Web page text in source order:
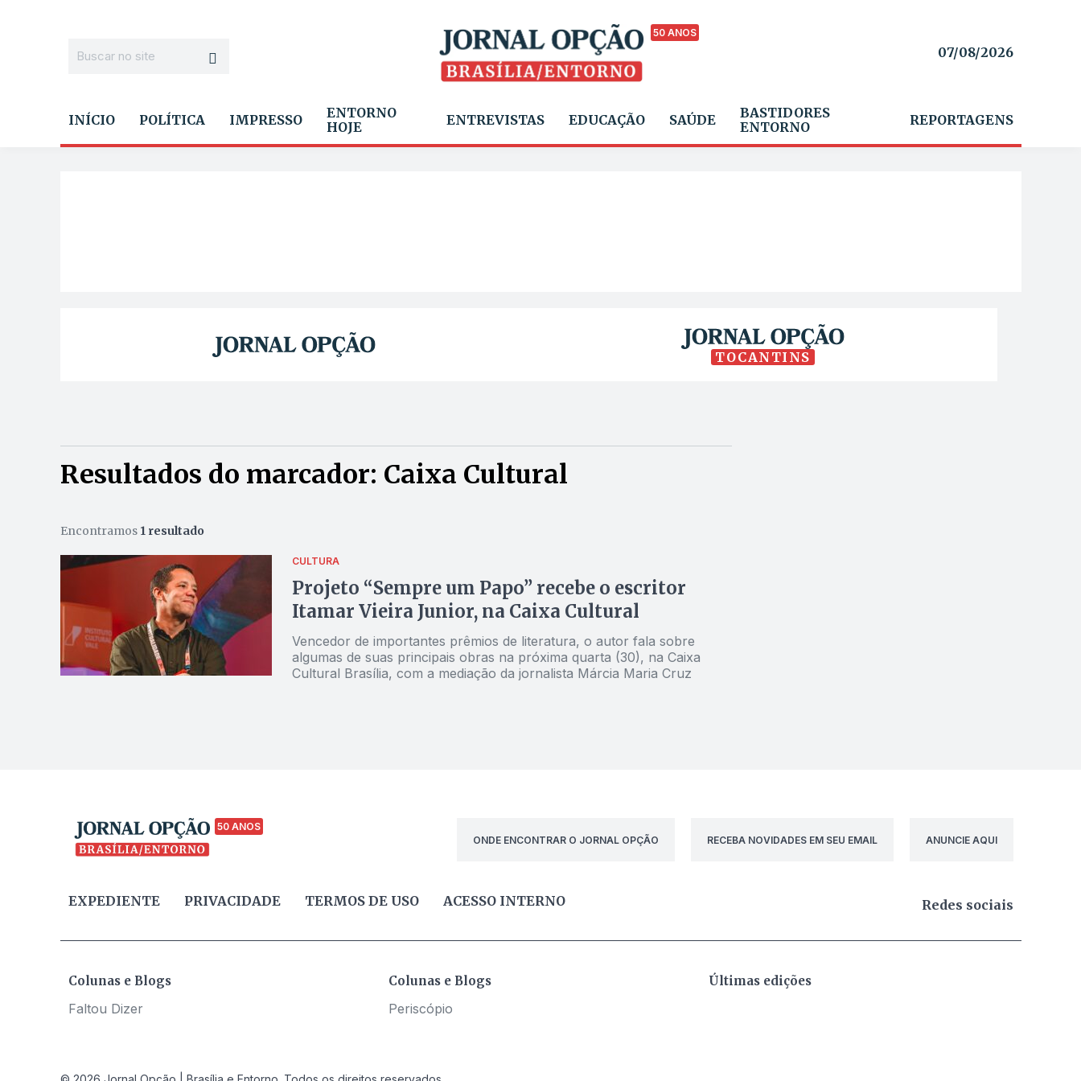
50 ANOS
07/08/2026
INÍCIO POLÍTICA IMPRESSO
ENTORNO
HOJE
ENTREVISTAS EDUCAÇÃO SAÚDE
BASTIDORES
ENTORNO
REPORTAGENS
TOCANTINS
Resultados do marcador: Caixa Cultural
Encontramos 1 resultado
CULTURA
Projeto “Sempre um Papo” recebe o escritor
Itamar Vieira Junior, na Caixa Cultural
Vencedor de importantes prêmios de literatura, o autor fala sobre
algumas de suas principais obras na próxima quarta (30), na Caixa
Cultural Brasília, com a mediação da jornalista Márcia Maria Cruz
50 ANOS
ONDE ENCONTRAR O JORNAL OPÇÃO
RECEBA NOVIDADES EM SEU EMAIL ANUNCIE AQUI
EXPEDIENTE PRIVACIDADE TERMOS DE USO ACESSO INTERNO Redes sociais
Colunas e Blogs
Faltou Dizer
Colunas e Blogs
Periscópio
Últimas edições